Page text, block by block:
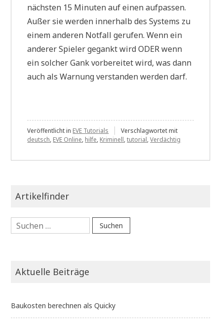
nächsten 15 Minuten auf einen aufpassen.
Außer sie werden innerhalb des Systems zu
einem anderen Notfall gerufen. Wenn ein
anderer Spieler gegankt wird ODER wenn
ein solcher Gank vorbereitet wird, was dann
auch als Warnung verstanden werden darf.
Veröffentlicht in EVE Tutorials
Verschlagwortet mit
deutsch, EVE Online, hilfe, Kriminell,tutorial,Verdächtig
Artikelfinder
Suchen
nach:
Aktuelle Beiträge
Baukosten berechnen als Quicky